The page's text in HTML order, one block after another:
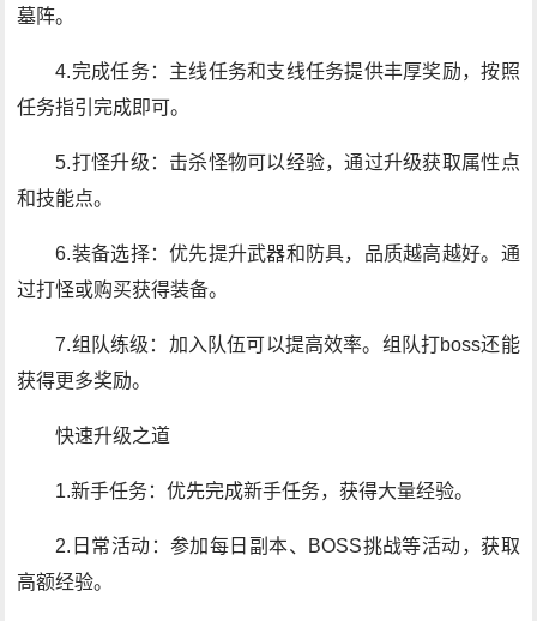
墓阵。
4.完成任务：主线任务和支线任务提供丰厚奖励，按照
任务指引完成即可。
5.打怪升级：击杀怪物可以经验，通过升级获取属性点
和技能点。
6.装备选择：优先提升武器和防具，品质越高越好。通
过打怪或购买获得装备。
7.组队练级：加入队伍可以提高效率。组队打boss还能
获得更多奖励。
快速升级之道
1.新手任务：优先完成新手任务，获得大量经验。
2.日常活动：参加每日副本、BOSS挑战等活动，获取
高额经验。